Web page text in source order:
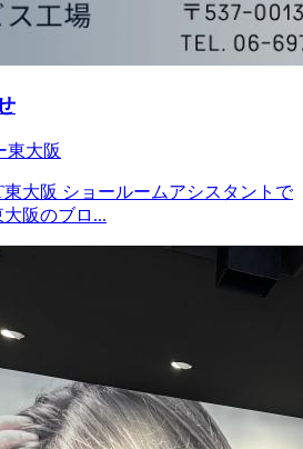
大阪
東大阪 ショールームアシスタントで
阪のブロ...